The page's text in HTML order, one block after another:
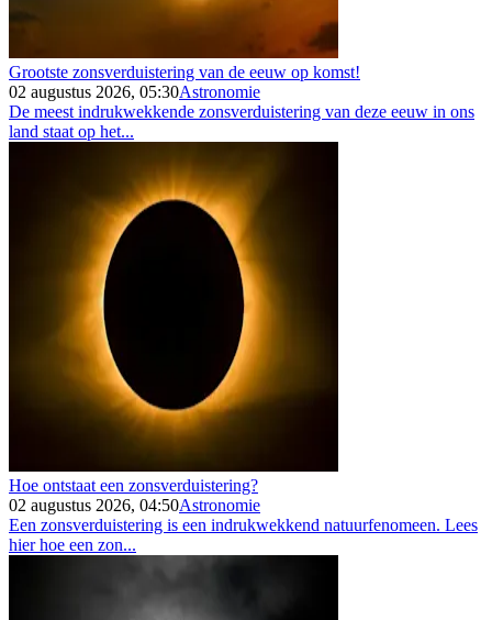
Grootste zonsverduistering van de eeuw op komst!
02 augustus 2026, 05:30Astronomie
De meest indrukwekkende zonsverduistering van deze eeuw in ons
land staat op het...
Hoe ontstaat een zonsverduistering?
02 augustus 2026, 04:50Astronomie
Een zonsverduistering is een indrukwekkend natuurfenomeen. Lees
hier hoe een zon...